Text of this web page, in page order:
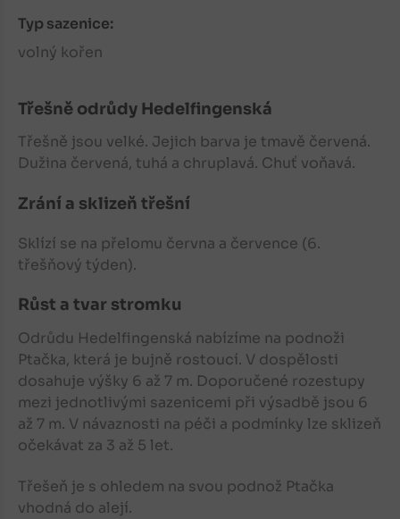
Typ sazenice:
volný kořen
Třešně odrůdy Hedelfingenská
Třešně jsou velké. Jejich barva je tmavě červená.
Dužina červená, tuhá a chruplavá. Chuť voňavá.
Zrání a sklizeň třešní
Sklízí se na přelomu června a července (6.
třešňový týden).
Růst a tvar stromku
Odrůdu Hedelfingenská nabízíme na podnoži
Ptačka, která je bujně rostoucí. V dospělosti
dosahuje výšky 6 až 7 m. Doporučené rozestupy
mezi jednotlivými sazenicemi při výsadbě jsou 6
až 7 m. V návaznosti na péči a podmínky lze sklizeň
očekávat za 3 až 5 let.
Třešeň je s ohledem na svou podnož Ptačka
vhodná do alejí.